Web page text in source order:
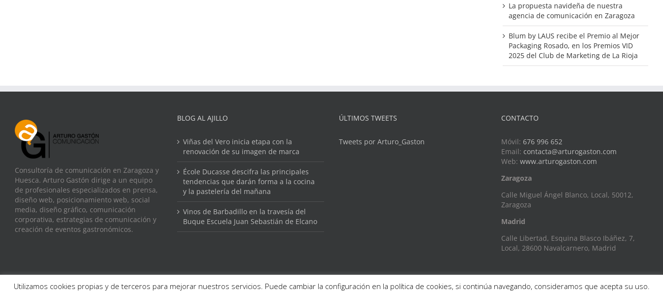
La propuesta navideña de nuestra
agencia de comunicación en Zaragoza
Blum by LAUS recibe el Premio al Mejor
Packaging Rosado, en los Premios VID
2025 del Club de Marketing de La Rioja
Consultoría de comunicación en Zaragoza y
Huesca. Arturo Gastón dirige a un equipo
de profesionales especializados en prensa,
diseño web, posicionamiento web, social
media, diseño gráfico, comunicación
corporativa, estrategias de comunicación y
creación de eventos gastronómicos.
BLOG AL AJILLO
Viñas del Vero inicia etapa con la
renovación de su imagen de marca
École Ducasse descifra las principales
tendencias que darán forma a la cocina
y la pastelería del mañana
Vinos de Barbadillo en la travesía del
Buque Escuela Juan Sebastián de Elcano
ÚLTIMOS TWEETS
Tweets por Arturo_Gaston
CONTACTO
Móvil: 676 996 652
Email: contacta@arturogaston.com
Web: www.arturogaston.com
Zaragoza
Calle Miguel Ángel Blanco, Local, 50012,
Zaragoza
Madrid
Calle Libertad, Esquina Blasco Ibáñez, 7,
Local, 28600 Navalcarnero, Madrid
Utilizamos cookies propias y de terceros para mejorar nuestros servicios. Puede cambiar la configuración en la política de cookies, si continúa navegando, consideramos que acepta su uso.